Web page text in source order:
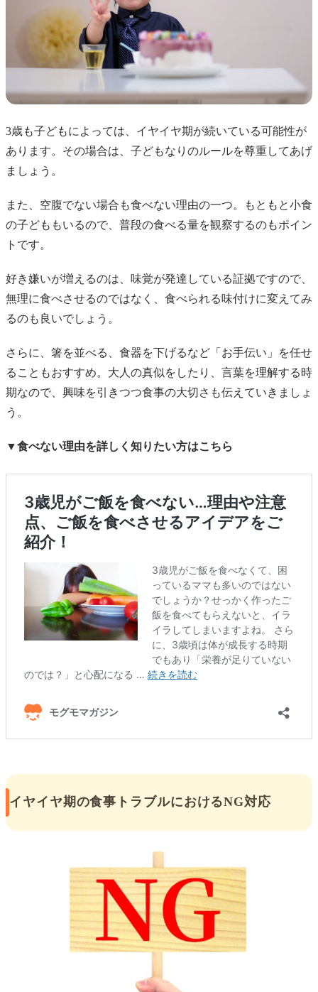
3歳も子どもによっては、イヤイヤ期が続いている可能性が
あります。その場合は、子どもなりのルールを尊重してあげ
ましょう。
また、空腹でない場合も食べない理由の一つ。もともと小食
の子どももいるので、普段の食べる量を観察するのもポイン
トです。
好き嫌いが増えるのは、味覚が発達している証拠ですので、
無理に食べさせるのではなく、食べられる味付けに変えてみ
るのも良いでしょう。
さらに、箸を並べる、食器を下げるなど「お手伝い」を任せ
ることもおすすめ。大人の真似をしたり、言葉を理解する時
期なので、興味を引きつつ食事の大切さも伝えていきましょ
う。
▼食べない理由を詳しく知りたい方はこちら
イヤイヤ期の食事トラブルにおけるNG対応